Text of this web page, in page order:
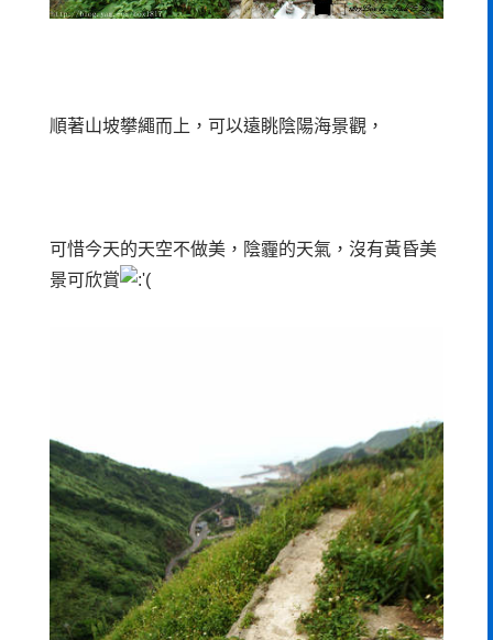
順著山坡攀繩而上，可以遠眺陰陽海景觀，
可惜今天的天空不做美，陰霾的天氣，沒有黃昏美
景可欣賞